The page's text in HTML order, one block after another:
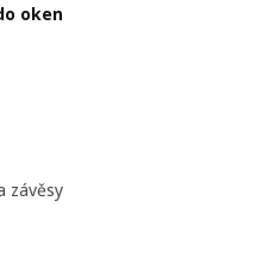
oken
závěsy